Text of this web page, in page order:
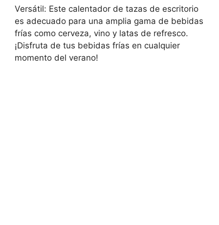
Versátil: Este calentador de tazas de escritorio
es adecuado para una amplia gama de bebidas
frías como cerveza, vino y latas de refresco.
¡Disfruta de tus bebidas frías en cualquier
momento del verano!